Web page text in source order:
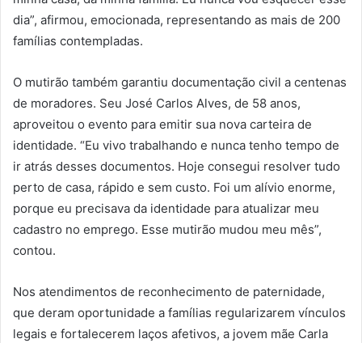
dia”, afirmou, emocionada, representando as mais de 200
famílias contempladas.
O mutirão também garantiu documentação civil a centenas
de moradores. Seu José Carlos Alves, de 58 anos,
aproveitou o evento para emitir sua nova carteira de
identidade. “Eu vivo trabalhando e nunca tenho tempo de
ir atrás desses documentos. Hoje consegui resolver tudo
perto de casa, rápido e sem custo. Foi um alívio enorme,
porque eu precisava da identidade para atualizar meu
cadastro no emprego. Esse mutirão mudou meu mês”,
contou.
Nos atendimentos de reconhecimento de paternidade,
que deram oportunidade a famílias regularizarem vínculos
legais e fortalecerem laços afetivos, a jovem mãe Carla